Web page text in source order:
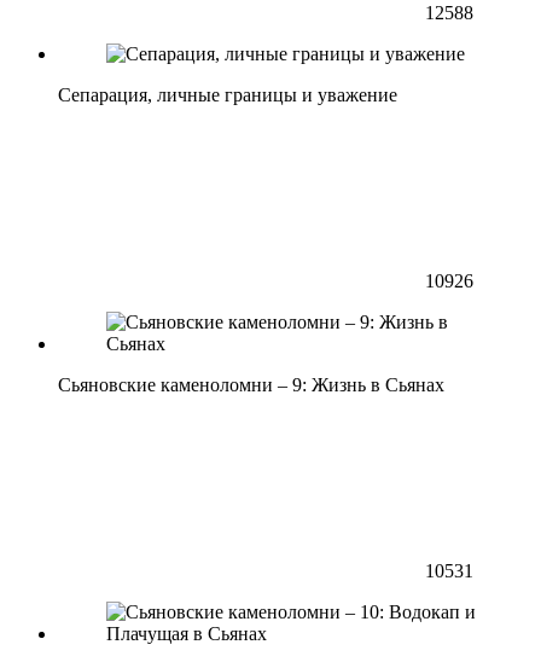
12588
Сепарация, личные границы и уважение
10926
Сьяновские каменоломни – 9: Жизнь в Сьянах
10531